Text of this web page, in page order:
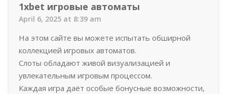
1xbet игровые автоматы
April 6, 2025 at 8:39 am
На этом сайте вы можете испытать обширной
коллекцией игровых автоматов.
Слоты обладают живой визуализацией и
увлекательным игровым процессом.
Каждая игра даёт особые бонусные возможности,